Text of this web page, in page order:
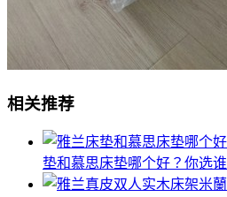
相关推荐
垫和慕思床垫哪个好？你选谁